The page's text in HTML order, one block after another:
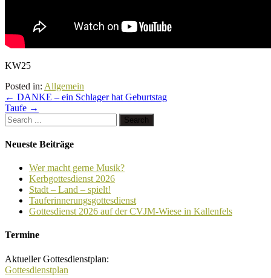
KW25
Posted in: Allgemein
← DANKE – ein Schlager hat Geburtstag
Taufe →
Neueste Beiträge
Wer macht gerne Musik?
Kerbgottesdienst 2026
Stadt – Land – spielt!
Tauferinnerungsgottesdienst
Gottesdienst 2026 auf der CVJM-Wiese in Kallenfels
Termine
Aktueller Gottesdienstplan:
Gottesdienstplan